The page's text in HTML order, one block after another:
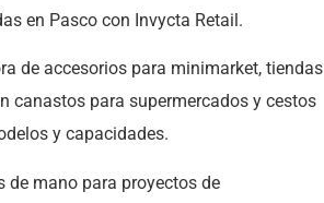
en Pasco con Invycta Retail.
de accesorios para minimarket, tiendas
canastos para supermercados y cestos
y capacidades.
de mano para proyectos de